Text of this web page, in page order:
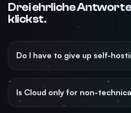
Drei ehrliche
klickst.
Do I have to give up self-
Is Cloud only for non-